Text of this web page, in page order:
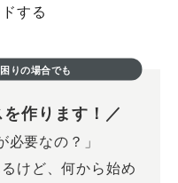
する
りの場合でも
作ります！
必要なの？」
けど、何から始め